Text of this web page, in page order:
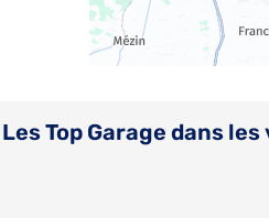
Les Top Garage dans